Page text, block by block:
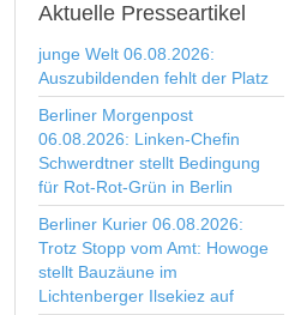
Aktuelle Presseartikel
junge Welt 06.08.2026:
Auszubildenden fehlt der Platz
Berliner Morgenpost
06.08.2026: Linken-Chefin
Schwerdtner stellt Bedingung
für Rot-Rot-Grün in Berlin
Berliner Kurier 06.08.2026:
Trotz Stopp vom Amt: Howoge
stellt Bauzäune im
Lichtenberger Ilsekiez auf